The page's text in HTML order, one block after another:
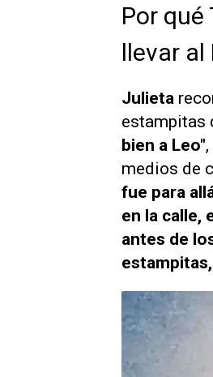
Por
llevar al
Julieta
estampitas
bien a Leo"
medios de
fue para
en la calle,
antes de